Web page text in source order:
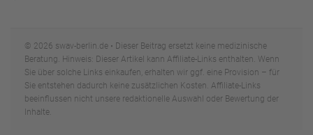
© 2026 swav-berlin.de • Dieser Beitrag ersetzt keine medizinische
Beratung. Hinweis: Dieser Artikel kann Affiliate-Links enthalten. Wenn
Sie über solche Links einkaufen, erhalten wir ggf. eine Provision – für
Sie entstehen dadurch keine zusätzlichen Kosten. Affiliate-Links
beeinflussen nicht unsere redaktionelle Auswahl oder Bewertung der
Inhalte.